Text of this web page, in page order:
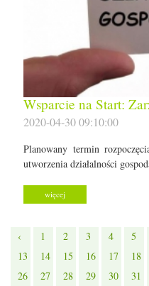
Wsparcie na Start:
2020-04-30 09:10:00
Planowany termin
utworzenia działalności
więcej
‹ 1 2 3 4 5
13
14 15 16 17 18
26
27 28 29 30 31